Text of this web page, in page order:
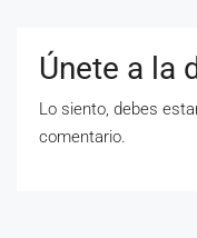
Únete a la
Lo siento, debes
comentario.